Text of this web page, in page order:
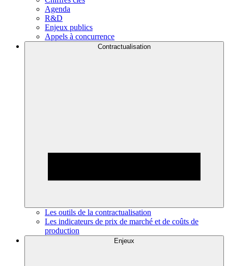
Agenda
R&D
Enjeux publics
Appels à concurrence
Contractualisation
Les outils de la contractualisation
Les indicateurs de prix de marché et de coûts de
production
Enjeux